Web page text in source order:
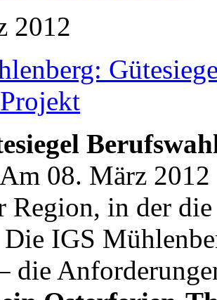
2012
08. März
Region, in der
IGS
die